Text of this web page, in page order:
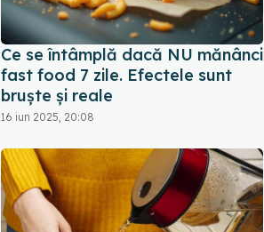
Ce se întâmplă dacă NU mănânci
fast food 7 zile. Efectele sunt
bruște și reale
16 iun 2025, 20:08